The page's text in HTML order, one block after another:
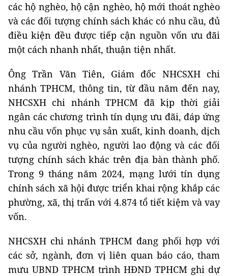
các hộ nghèo, hộ cận nghèo, hộ mới thoát nghèo
và các đối tượng chính sách khác có nhu cầu, đủ
điều kiện đều được tiếp cận nguồn vốn ưu đãi
một cách nhanh nhất, thuận tiện nhất.
Ông Trần Văn Tiên, Giám đốc NHCSXH chi
nhánh TPHCM, thông tin, từ đầu năm đến nay,
NHCSXH chi nhánh TPHCM đã kịp thời giải
ngân các chương trình tín dụng ưu đãi, đáp ứng
nhu cầu vốn phục vụ sản xuất, kinh doanh, dịch
vụ của người nghèo, người lao động và các đối
tượng chính sách khác trên địa bàn thành phố.
Trong 9 tháng năm 2024, mạng lưới tín dụng
chính sách xã hội được triển khai rộng khắp các
phường, xã, thị trấn với 4.874 tổ tiết kiệm và vay
vốn.
NHCSXH chi nhánh TPHCM đang phối hợp với
các sở, ngành, đơn vị liên quan báo cáo, tham
mưu UBND TPHCM trình HĐND TPHCM ghi dự